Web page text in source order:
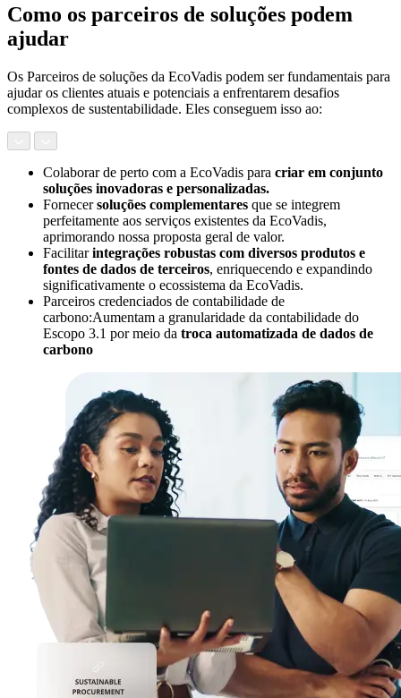
Como os parceiros de soluções podem
ajudar
Os Parceiros de soluções da EcoVadis podem ser fundamentais para
ajudar os clientes atuais e potenciais a enfrentarem desafios
complexos de sustentabilidade. Eles conseguem isso ao:
Colaborar de perto com a EcoVadis para criar em conjunto
soluções inovadoras e personalizadas.
Fornecersoluções complementares que se integrem
perfeitamente aos serviços existentes da EcoVadis,
aprimorando nossa proposta geral de valor.
Facilitarintegrações robustas com diversos produtos e
fontes de dados de terceiros, enriquecendo e expandindo
significativamente o ecossistema da EcoVadis.
Parceiros credenciados de contabilidade de
carbono:Aumentam a granularidade da contabilidade do
Escopo 3.1 por meio da troca automatizada de dados de
carbono